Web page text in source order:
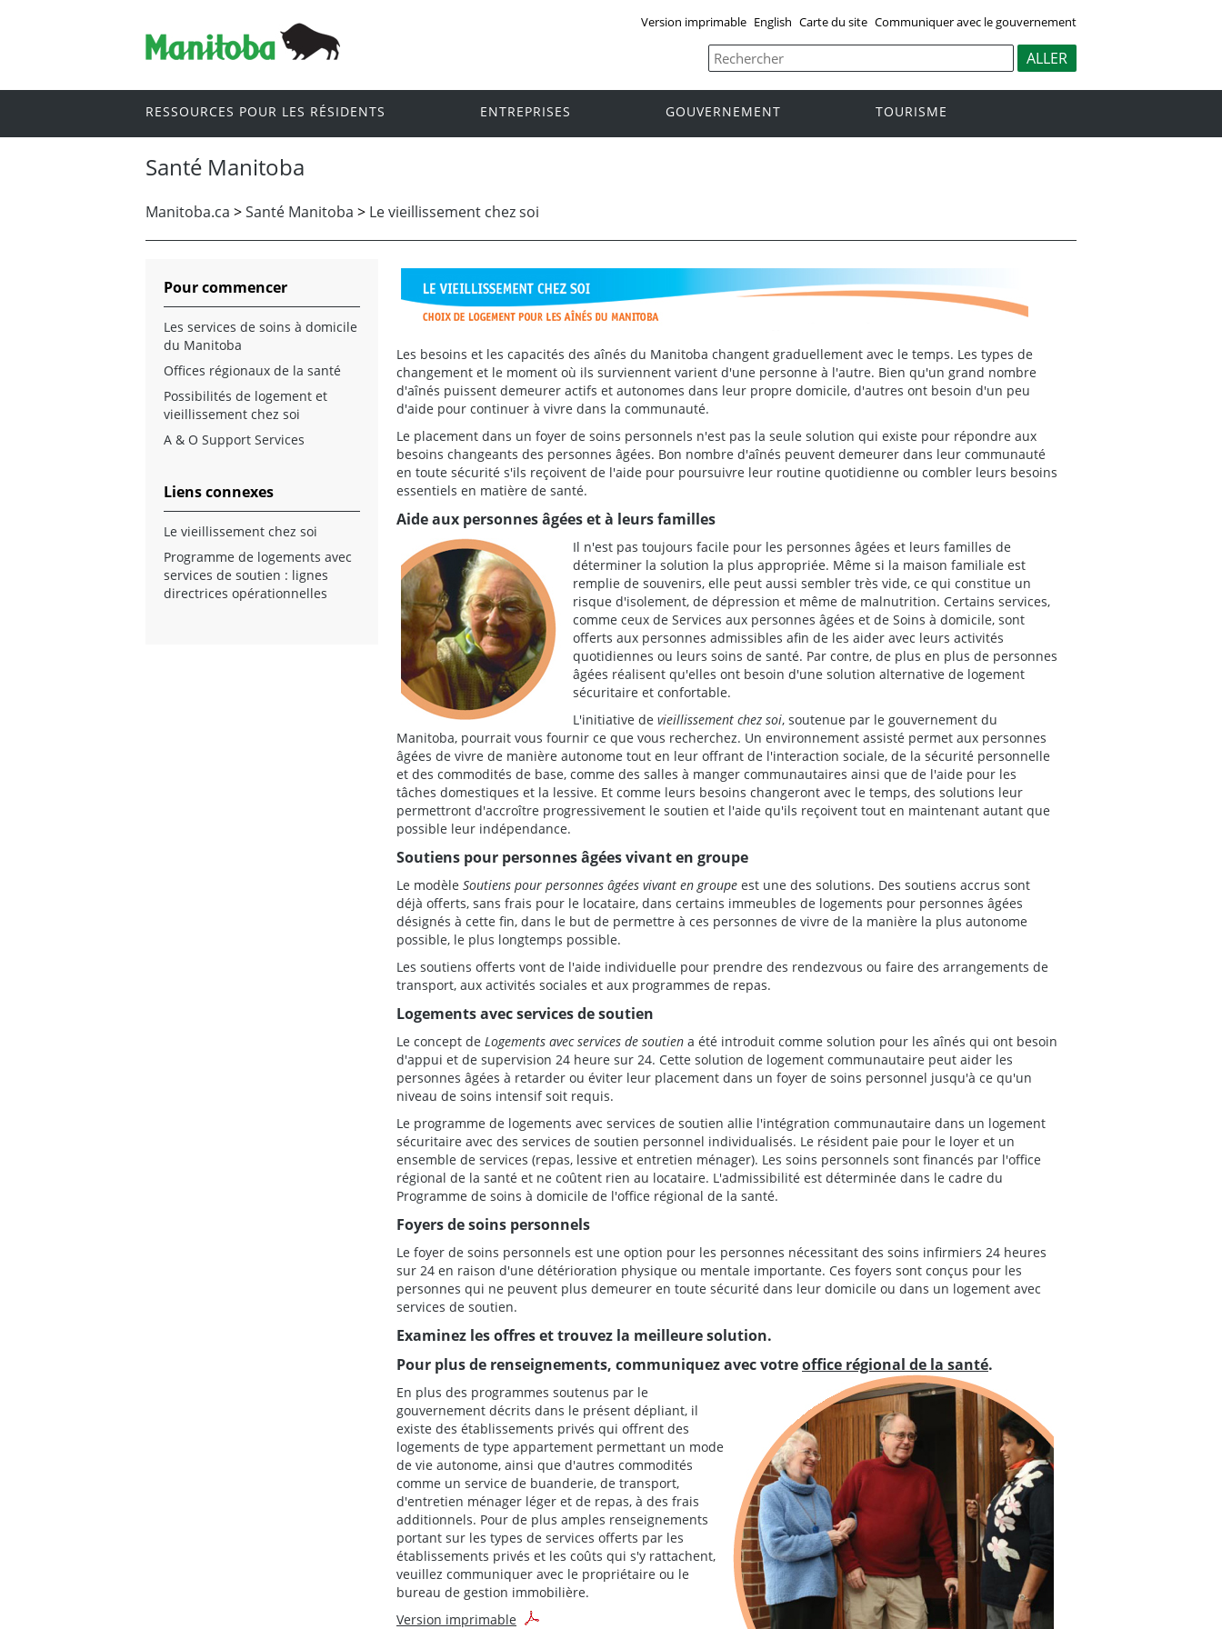
Version imprimable English Carte du site Communiquer avec le gouvernement
RESSOURCES POUR LES RÉSIDENTS ENTREPRISES GOUVERNEMENT TOURISME
Santé Manitoba
Manitoba.ca >Santé Manitoba > Le vieillissement chez soi
Les besoins et les capacités des aînés du Manitoba changent graduellement avec le temps. Les types de
changement et le moment où ils surviennent varient d'une personne à l'autre. Bien qu'un grand nombre
d'aînés puissent demeurer actifs et autonomes dans leur propre domicile, d'autres ont besoin d'un peu
d'aide pour continuer à vivre dans la communauté.
Le placement dans un foyer de soins personnels n'est pas la seule solution qui existe pour répondre aux
besoins changeants des personnes âgées. Bon nombre d'aînés peuvent demeurer dans leur communauté
en toute sécurité s'ils reçoivent de l'aide pour poursuivre leur routine quotidienne ou combler leurs besoins
essentiels en matière de santé.
Aide aux personnes âgées et à leurs familles
Il n'est pas toujours facile pour les personnes âgées et leurs familles de
déterminer la solution la plus appropriée. Même si la maison familiale est
remplie de souvenirs, elle peut aussi sembler très vide, ce qui constitue un
risque d'isolement, de dépression et même de malnutrition. Certains services,
comme ceux de Services aux personnes âgées et de Soins à domicile, sont
offerts aux personnes admissibles afin de les aider avec leurs activités
quotidiennes ou leurs soins de santé. Par contre, de plus en plus de personnes
âgées réalisent qu'elles ont besoin d'une solution alternative de logement
sécuritaire et confortable.
L'initiative de vieillissement chez soi, soutenue par le gouvernement du
Manitoba, pourrait vous fournir ce que vous recherchez. Un environnement assisté permet aux personnes
âgées de vivre de manière autonome tout en leur offrant de l'interaction sociale, de la sécurité personnelle
et des commodités de base, comme des salles à manger communautaires ainsi que de l'aide pour les
tâches domestiques et la lessive. Et comme leurs besoins changeront avec le temps, des solutions leur
permettront d'accroître progressivement le soutien et l'aide qu'ils reçoivent tout en maintenant autant que
possible leur indépendance.
Soutiens pour personnes âgées vivant en groupe
Le modèle Soutiens pour personnes âgées vivant en groupe est une des solutions. Des soutiens accrus sont
déjà offerts, sans frais pour le locataire, dans certains immeubles de logements pour personnes âgées
désignés à cette fin, dans le but de permettre à ces personnes de vivre de la manière la plus autonome
possible, le plus longtemps possible.
Les soutiens offerts vont de l'aide individuelle pour prendre des rendezvous ou faire des arrangements de
transport, aux activités sociales et aux programmes de repas.
Logements avec services de soutien
Le concept de Logements avec services de soutien a été introduit comme solution pour les aînés qui ont besoin
d'appui et de supervision 24 heure sur 24. Cette solution de logement communautaire peut aider les
personnes âgées à retarder ou éviter leur placement dans un foyer de soins personnel jusqu'à ce qu'un
niveau de soins intensif soit requis.
Le programme de logements avec services de soutien allie l'intégration communautaire dans un logement
sécuritaire avec des services de soutien personnel individualisés. Le résident paie pour le loyer et un
ensemble de services (repas, lessive et entretien ménager). Les soins personnels sont financés par l'office
régional de la santé et ne coûtent rien au locataire. L'admissibilité est déterminée dans le cadre du
Programme de soins à domicile de l'office régional de la santé.
Foyers de soins personnels
Le foyer de soins personnels est une option pour les personnes nécessitant des soins infirmiers 24 heures
sur 24 en raison d'une détérioration physique ou mentale importante. Ces foyers sont conçus pour les
personnes qui ne peuvent plus demeurer en toute sécurité dans leur domicile ou dans un logement avec
services de soutien.
Examinez les offres et trouvez la meilleure solution.
Pour plus de renseignements, communiquez avec votreoffice régional de la santé.
En plus des programmes soutenus par le
gouvernement décrits dans le présent dépliant, il
existe des établissements privés qui offrent des
logements de type appartement permettant un mode
de vie autonome, ainsi que d'autres commodités
comme un service de buanderie, de transport,
d'entretien ménager léger et de repas, à des frais
additionnels. Pour de plus amples renseignements
portant sur les types de services offerts par les
établissements privés et les coûts qui s'y rattachent,
veuillez communiquer avec le propriétaire ou le
bureau de gestion immobilière.
Version imprimable
Pour commencer
Les services de soins à domicile
du Manitoba
Offices régionaux de la santé
Possibilités de logement et
vieillissement chez soi
A & O Support Services
Liens connexes
Le vieillissement chez soi
Programme de logements avec
services de soutien : lignes
directrices opérationnelles